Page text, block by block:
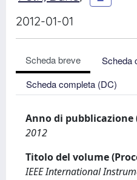
2012-01-01
Scheda breve
Scheda
Scheda completa (DC)
Anno di
2012
Titolo del volume
IEEE International